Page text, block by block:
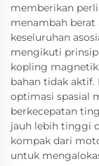
memberikan
menambah berat
keseluruhan
mengikuti
kopling
bahan tidak
optimasi spasial
berkecepatan
jauh lebih tinggi
kompak dari
untuk